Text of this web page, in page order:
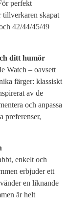
perfekt
tillverkaren skapat
42/44/45/49
ditt humör
Watch – oavsett
färger: klassiskt
av de
och anpassa
preferenser,
enkelt och
erbjuder ett
en liknande
är helt